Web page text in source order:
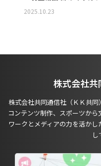
2025.10.23
株式会社共
株式会社共同通信社（ＫＫ共
コンテンツ制作、スポーツか
ワークとメディアの力を活か
し